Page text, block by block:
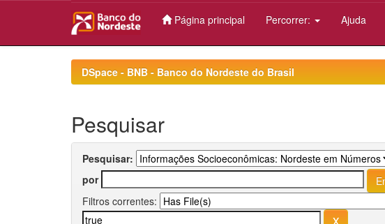
Página principal Percorrer: Ajuda
DSpace - BNB - Banco do Nordeste do Brasil
Pesquisar
Pesquisar:
por
Filtros correntes: